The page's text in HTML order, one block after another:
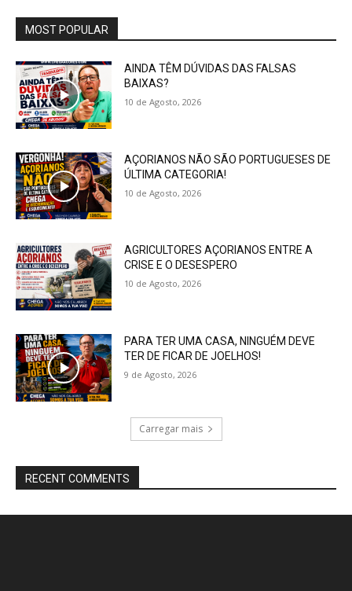
MOST POPULAR
AINDA TÊM DÚVIDAS DAS FALSAS
BAIXAS?
10 de Agosto, 2026
AÇORIANOS NÃO SÃO PORTUGUESES DE
ÚLTIMA CATEGORIA!
10 de Agosto, 2026
AGRICULTORES AÇORIANOS ENTRE A
CRISE E O DESESPERO
10 de Agosto, 2026
PARA TER UMA CASA, NINGUÉM DEVE
TER DE FICAR DE JOELHOS!
9 de Agosto, 2026
Carregar mais
RECENT COMMENTS